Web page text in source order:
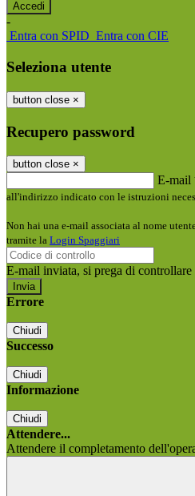
-
Entra con SPID Entra con CIE
Seleziona utente
button close ×
Recupero password
button close ×
E-mail
all'indirizzo indicato con le istruzioni
Non hai una e-mail associata al nome
tramite la Login Spaggiari
E-mail inviata, si prega di controllare
Errore
Chiudi
Successo
Chiudi
Informazione
Chiudi
Attendere...
Attendere il completamento